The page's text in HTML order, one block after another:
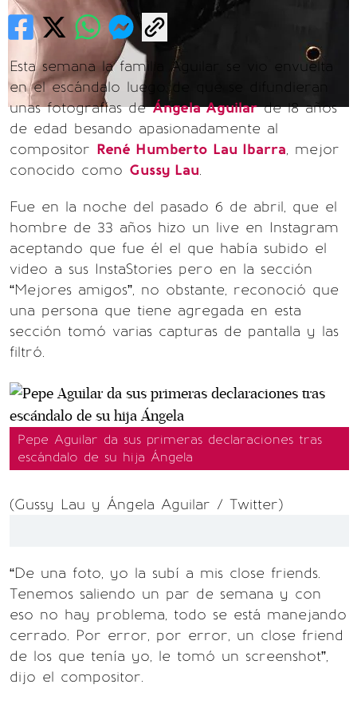
Esta semana la familia Aguilar se vio envuelta
en el escándalo luego de que se difundieran
unas fotografías deÁngela Aguilarde 18 años
de edad besando apasionadamente al
compositor René Humberto Lau Ibarra, mejor
conocido como Gussy Lau.
Fue en la noche del pasado 6 de abril, que el
hombre de 33 años hizo un live en Instagram
aceptando que fue él el que había subido el
video a sus InstaStories pero en la sección
“Mejores amigos”, no obstante, reconoció que
una persona que tiene agregada en esta
sección tomó varias capturas de pantalla y las
filtró.
Pepe Aguilar da sus primeras declaraciones tras
escándalo de su hija Ángela
(Gussy Lau y Ángela Aguilar / Twitter)
“De una foto, yo la subí a mis close friends.
Tenemos saliendo un par de semana y con
eso no hay problema, todo se está manejando
cerrado. Por error, por error, un close friend
de los que tenía yo, le tomó un screenshot”,
dijo el compositor.